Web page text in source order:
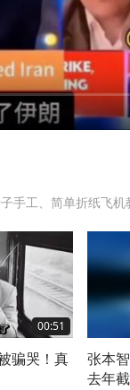
手工、简单折纸飞机
00:51
骗哭！真
张本
去年